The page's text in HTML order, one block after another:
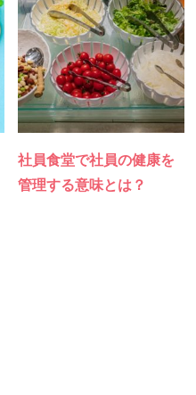
社員食堂で社員の健康を
管理する意味とは？